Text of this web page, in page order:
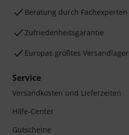
Beratung durch Fachexperten
Zufriedenheitsgarantie
Europas größtes Versandlager
Service
Versandkosten und Lieferzeiten
Hilfe-Center
Gutscheine